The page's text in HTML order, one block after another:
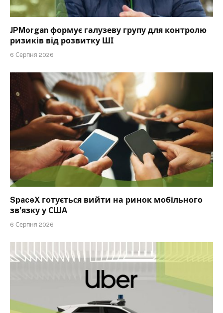
JPMorgan формує галузеву групу для контролю
ризиків від розвитку ШІ
6 Серпня 2026
SpaceX готується вийти на ринок мобільного
зв’язку у США
6 Серпня 2026